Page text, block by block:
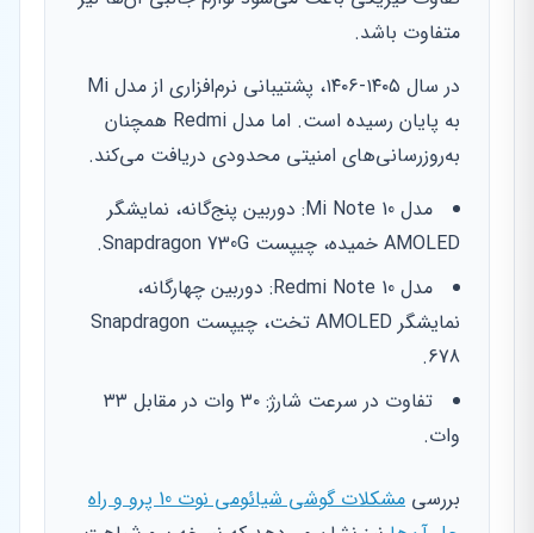
متفاوت باشد.
در سال ۱۴۰۵-۱۴۰۶، پشتیبانی نرم‌افزاری از مدل Mi
به پایان رسیده است. اما مدل Redmi همچنان
به‌روزرسانی‌های امنیتی محدودی دریافت می‌کند.
مدل Mi Note 10: دوربین پنج‌گانه، نمایشگر
AMOLED خمیده، چیپست Snapdragon 730G.
مدل Redmi Note 10: دوربین چهارگانه،
نمایشگر AMOLED تخت، چیپست Snapdragon
678.
تفاوت در سرعت شارژ: ۳۰ وات در مقابل ۳۳
وات.
بررسی
مشکلات گوشی شیائومی نوت 10 پرو و راه